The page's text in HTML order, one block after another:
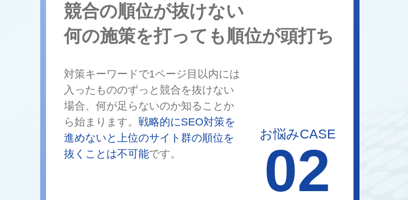
お悩みCASE
02
競合の順位が抜けない
何の施策を打っても順位が頭打ち
対策キーワードで1ページ目以内には
入ったもののずっと競合を抜けない
場合、何が足らないのか知ることか
ら始まります。 戦略的にSEO対策を
進めないと上位のサイト群の順位を
抜くことは不可能です。